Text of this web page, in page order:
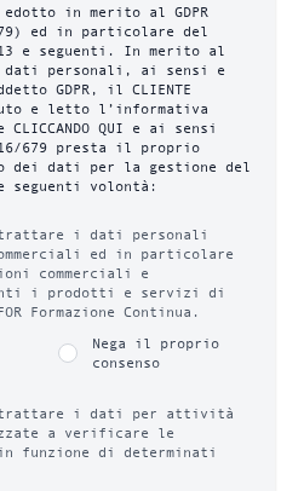
in merito al GDPR
679) ed in particolare del
e seguenti. In merito al
dati personali, ai sensi e
GDPR, il CLIENTE
e letto l’informativa
QUI e ai sensi
679 presta il proprio
dei dati per la gestione del
seguenti volontà:
trattare i dati personali
ed in particolare
commerciali e
i prodotti e servizi di
Formazione Continua.
Nega il proprio
consenso
trattare i dati per attività
a verificare le
di determinati